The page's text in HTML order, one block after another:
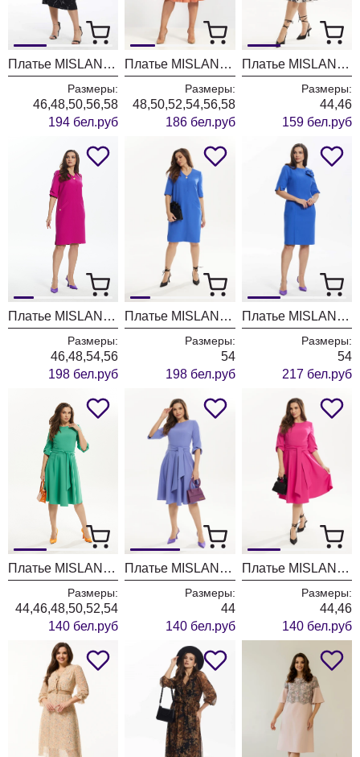
Платье MISLANA WOMEN А886
Размеры:
46,48,50,56,58
194 бел.руб
Платье MISLANA WOMEN 5521
Размеры:
48,50,52,54,56,58
186 бел.руб
Платье MISLANA WOMEN 761 цветы
Размеры:
44,46
159 бел.руб
Платье MISLANA WOMEN А914 фуксия
Размеры:
46,48,54,56
198 бел.руб
Платье MISLANA WOMEN А914 синий
Размеры:
54
198 бел.руб
Платье MISLANA WOMEN А842
Размеры:
54
217 бел.руб
Платье MISLANA WOMEN 4103 зелень
Размеры:
44,46,48,50,52,54
140 бел.руб
Платье MISLANA WOMEN 4103 сирень
Размеры:
44
140 бел.руб
Платье MISLANA WOMEN 4103 фуксия
Размеры:
44,46
140 бел.руб